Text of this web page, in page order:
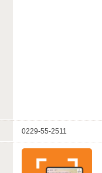
0229-55-2511